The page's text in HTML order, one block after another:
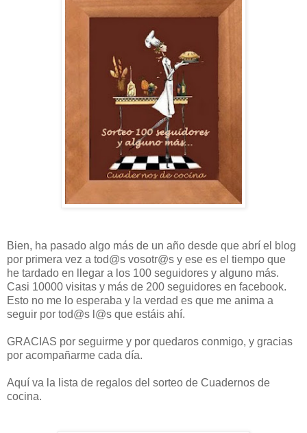
Bien, ha pasado algo más de un año desde que abrí el blog
por primera vez a tod@s vosotr@s y ese es el tiempo que
he tardado en llegar a los 100 seguidores y alguno más.
Casi 10000 visitas y más de 200 seguidores en facebook.
Esto no me lo esperaba y la verdad es que me anima a
seguir por tod@s l@s que estáis ahí.
GRACIAS por seguirme y por quedaros conmigo, y gracias
por acompañarme cada día.
Aquí va la lista de regalos del sorteo de Cuadernos de
cocina.